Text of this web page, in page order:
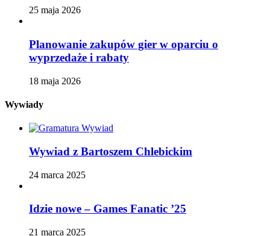
25 maja 2026
Planowanie zakupów gier w oparciu o
wyprzedaże i rabaty
18 maja 2026
Wywiady
Wywiad z Bartoszem Chlebickim
24 marca 2025
Idzie nowe – Games Fanatic ’25
21 marca 2025